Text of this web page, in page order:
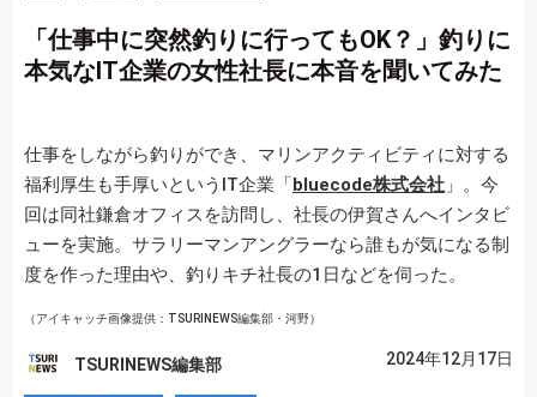
「仕事中に突然釣りに行ってもOK？」釣りに
本気なIT企業の女性社長に本音を聞いてみた
仕事をしながら釣りができ、マリンアクティビティに対する
福利厚生も手厚いというIT企業「bluecode株式会社 」。今
回は同社鎌倉オフィスを訪問し、社長の伊賀さんへインタビ
ューを実施。サラリーマンアングラーなら誰もが気になる制
度を作った理由や、釣りキチ社長の1日などを伺った。
（アイキャッチ画像提供：TSURINEWS編集部・河野）
TSURINEWS編集部 2024年12月17日